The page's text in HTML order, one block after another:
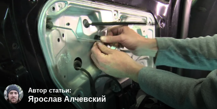
Автор статьи:
Ярослав Алчевский